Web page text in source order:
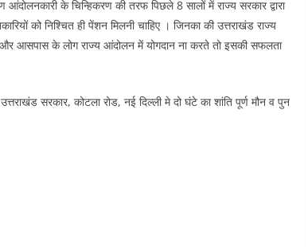
के चिन्हिकरण की तरफ पिछले 8 सालों में राज्य सरकार द्वारा
को निश्चित ही पेंशन मिलनी चाहिए । जिनका की उत्तराखंड राज्य
और आसपास के लोग राज्य आंदोलन में योगदान ना करते तो इसकी सफलता
सरकार, कोटला रोड, नई दिल्ली मे दो घंटे का शांति पूर्ण मौन व पुन